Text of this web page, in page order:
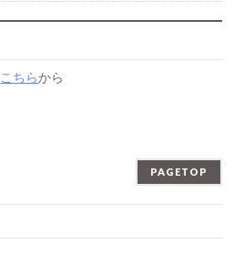
こちらから
PAGETOP